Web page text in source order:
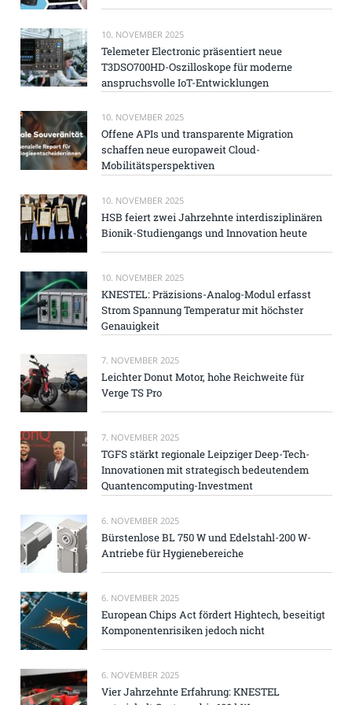
10. NOVEMBER 2025
Telemeter Electronic präsentiert neue
T3DSO700HD-Oszilloskope für moderne
anspruchsvolle IoT-Entwicklungen
10. NOVEMBER 2025
Offene APIs und transparente Migration
schaffen neue europaweit Cloud-
Mobilitätsperspektiven
10. NOVEMBER 2025
HSB feiert zwei Jahrzehnte interdisziplinären
Bionik-Studiengangs und Innovation heute
10. NOVEMBER 2025
KNESTEL: Präzisions-Analog-Modul erfasst
Strom Spannung Temperatur mit höchster
Genauigkeit
7. NOVEMBER 2025
Leichter Donut Motor, hohe Reichweite für
Verge TS Pro
7. NOVEMBER 2025
TGFS stärkt regionale Leipziger Deep-Tech-
Innovationen mit strategisch bedeutendem
Quantencomputing-Investment
6. NOVEMBER 2025
Bürstenlose BL 750 W und Edelstahl-200 W-
Antriebe für Hygienebereiche
6. NOVEMBER 2025
European Chips Act fördert Hightech, beseitigt
Komponentenrisiken jedoch nicht
6. NOVEMBER 2025
Vier Jahrzehnte Erfahrung: KNESTEL